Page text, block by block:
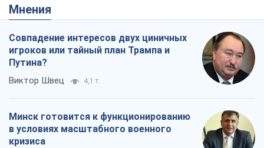
Мнения
Совпадение интересов двух циничных
игроков или тайный план Трампа и
Путина?
Виктор Швец 4,1 т.
Минск готовится к функционированию
в условиях масштабного военного
кризиса